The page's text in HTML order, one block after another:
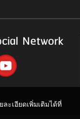
Network
ะเอียดเพิ่มเติมได้ที่